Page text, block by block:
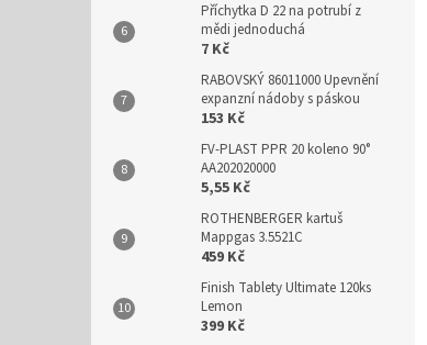
Příchytka D 22 na potrubí z
mědi jednoduchá
7 Kč
RABOVSKÝ 86011000 Upevnění
expanzní nádoby s páskou
153 Kč
FV-PLAST PPR 20 koleno 90°
AA202020000
5,55 Kč
ROTHENBERGER kartuš
Mappgas 3.5521C
459 Kč
Finish Tablety Ultimate 120ks
Lemon
399 Kč